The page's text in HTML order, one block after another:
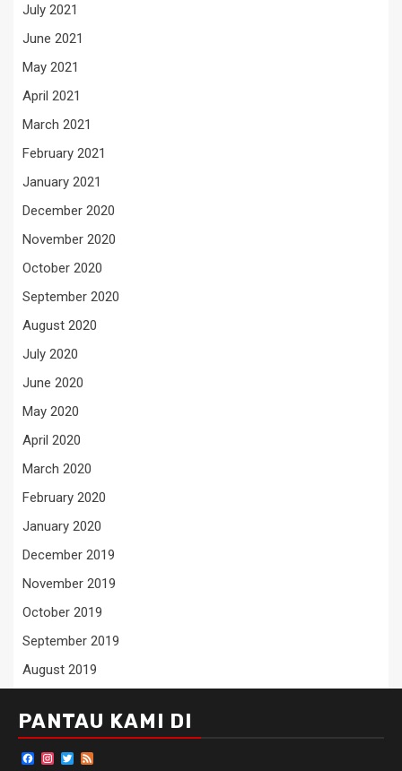
July 2021
June 2021
May 2021
April 2021
March 2021
February 2021
January 2021
December 2020
November 2020
October 2020
September 2020
August 2020
July 2020
June 2020
May 2020
April 2020
March 2020
February 2020
January 2020
December 2019
November 2019
October 2019
September 2019
August 2019
PANTAU KAMI DI
Facebook
Instagram
Twitter